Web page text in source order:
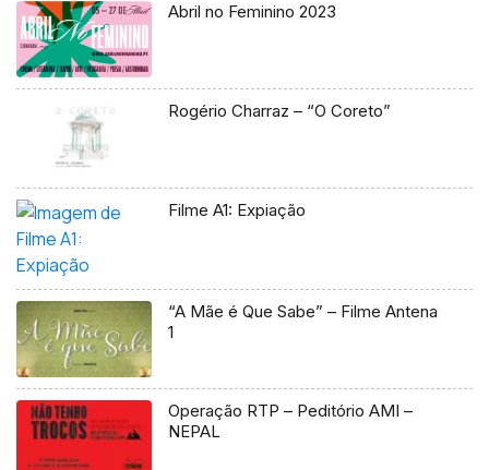
Abril no Feminino 2023
Rogério Charraz – “O Coreto”
Filme A1: Expiação
“A Mãe é Que Sabe” – Filme Antena
1
Operação RTP – Peditório AMI –
NEPAL